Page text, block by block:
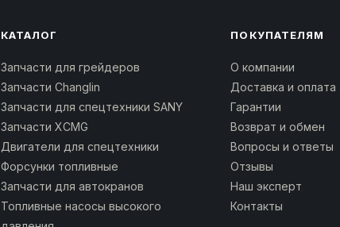
КАТАЛОГ
Запчасти для грейдеров
Запчасти Changlin
Запчасти для спецтехники SANY
Запчасти XCMG
Двигатели для спецтехники
Форсунки топливные
Запчасти для автокранов
Топливные насосы высокого
ПОКУПАТЕЛЯМ
О компании
Доставка и оплата
Гарантии
Возврат и обмен
Вопросы и ответы
Отзывы
Наш эксперт
Контакты